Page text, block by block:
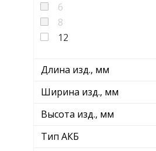
6
8
12
Длина изд., мм
Ширина изд., мм
Высота изд., мм
Тип АКБ